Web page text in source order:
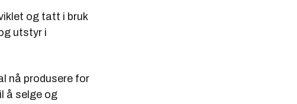
og tatt i bruk
utstyr i
nå produsere for
å selge og